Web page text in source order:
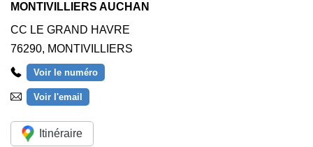
MONTIVILLIERS AUCHAN
CC LE GRAND HAVRE
76290, MONTIVILLIERS
Voir le numéro
Voir l'email
Itinéraire